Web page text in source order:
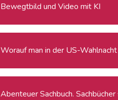
Bewegtbild und Video mit KI
Worauf man in der US-
Abenteuer Sachbuch.